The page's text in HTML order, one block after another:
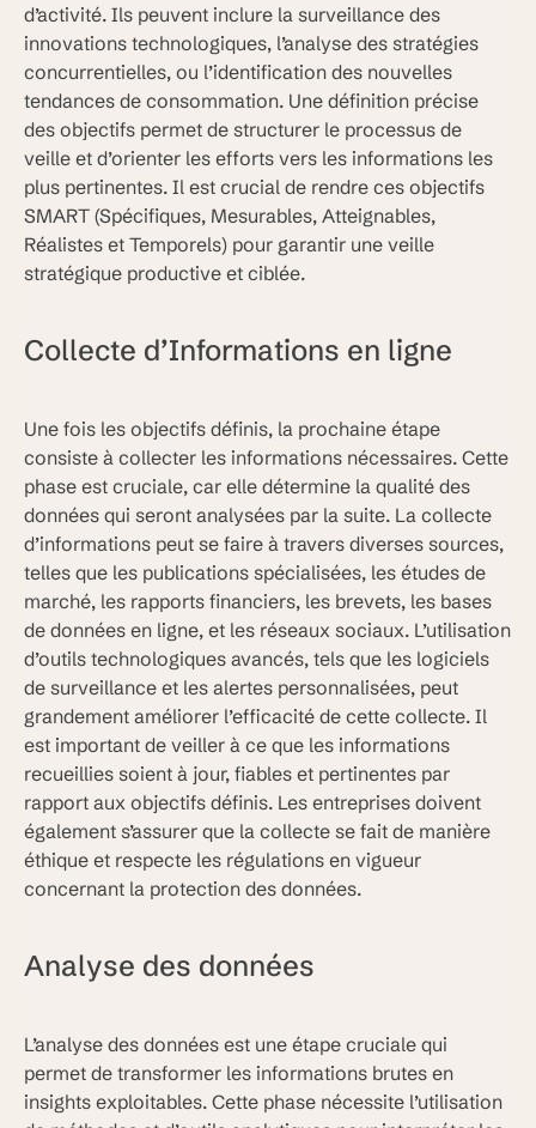
d’activité. Ils peuvent inclure la surveillance des
innovations technologiques, l’analyse des stratégies
concurrentielles, ou l’identification des nouvelles
tendances de consommation. Une définition précise
des objectifs permet de structurer le processus de
veille et d’orienter les efforts vers les informations les
plus pertinentes. Il est crucial de rendre ces objectifs
SMART (Spécifiques, Mesurables, Atteignables,
Réalistes et Temporels) pour garantir une veille
stratégique productive et ciblée.
Collecte d’Informations en ligne
Une fois les objectifs définis, la prochaine étape
consiste à collecter les informations nécessaires. Cette
phase est cruciale, car elle détermine la qualité des
données qui seront analysées par la suite. La collecte
d’informations peut se faire à travers diverses sources,
telles que les publications spécialisées, les études de
marché, les rapports financiers, les brevets, les bases
de données en ligne, et les réseaux sociaux. L’utilisation
d’outils technologiques avancés, tels que les logiciels
de surveillance et les alertes personnalisées, peut
grandement améliorer l’efficacité de cette collecte. Il
est important de veiller à ce que les informations
recueillies soient à jour, fiables et pertinentes par
rapport aux objectifs définis. Les entreprises doivent
également s’assurer que la collecte se fait de manière
éthique et respecte les régulations en vigueur
concernant la protection des données.
Analyse des données
L’analyse des données est une étape cruciale qui
permet de transformer les informations brutes en
insights exploitables. Cette phase nécessite l’utilisation